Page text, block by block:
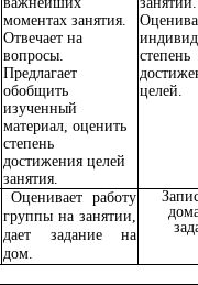
моментах занятия.
Отвечает на
вопросы.
Предлагает
обобщить
изученный
материал, оценить
степень
достижения целей
занятия.
степень
целей.
Оценивает работу
группы на занятии,
дает задание на
дом.